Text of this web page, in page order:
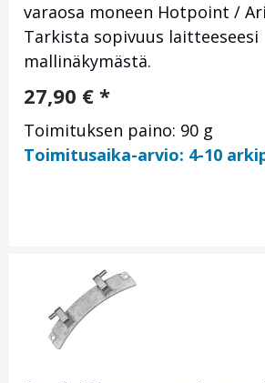
varaosa moneen Hotpoint /
Tarkista sopivuus laitteeseesi
mallinäkymästä.
27,90 € *
Toimituksen paino: 90 g
Toimitusaika-arvio: 4-10